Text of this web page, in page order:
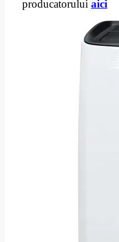
producatorului aici